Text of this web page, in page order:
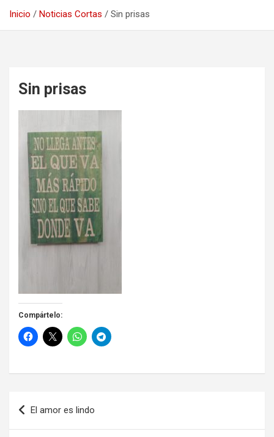
Inicio Noticias Cortas Sin prisas
Sin prisas
Compártelo:
Navegación
de
El amor es lindo